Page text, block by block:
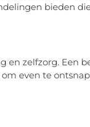
bieden
en zelfzorg. Een
even te